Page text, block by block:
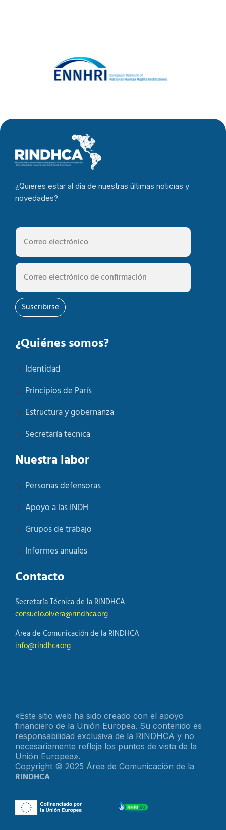
¿Quieres estar al día de nuestras últimas noticias y
novedades?
Suscribirse
¿Quiénes somos?
Identidad
Principios de París
Estructura y gobernanza
Secretaría tecnica
Nuestra labor
Personas defensoras
Apoyo a las INDH
Grupos de trabajo
Informes anuales
Contacto
Secretaría Técnica de la RINDHCA
consuelo.olvera@rindhca.org
Área de Comunicación de la RINDHCA
info@rindhca.org
«Este sitio web ha sido creado con el apoyo
financiero de la Unión Europea. Su contenido es
responsabilidad exclusiva de la RINDHCA y no
necesariamente refleja los puntos de vista de la
Unión Europea».
Copyright © 2025 Área de Comunicación de la
RINDHCA